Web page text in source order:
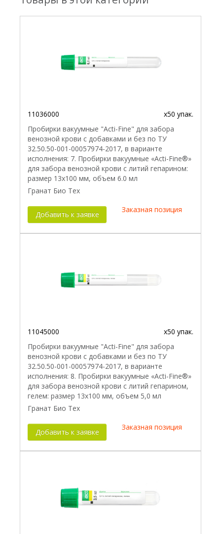
11036000
x50 упак.
Пробирки вакуумные "Acti-Fine" для забора
венозной крови с добавками и без по ТУ
32.50.50-001-00057974-2017, в варианте
исполнения: 7. Пробирки вакуумные «Acti-Fine®»
для забора венозной крови с литий гепарином:
размер 13х100 мм, объем 6.0 мл
Гранат Био Тех
Добавить к заявке
Заказная позиция
11045000
x50 упак.
Пробирки вакуумные "Acti-Fine" для забора
венозной крови с добавками и без по ТУ
32.50.50-001-00057974-2017, в варианте
исполнения: 8. Пробирки вакуумные «Acti-Fine®»
для забора венозной крови с литий гепарином,
гелем: размер 13х100 мм, объем 5,0 мл
Гранат Био Тех
Добавить к заявке
Заказная позиция